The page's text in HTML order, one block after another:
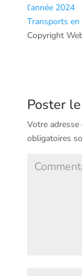
l’année 2024
Transports
Copyright
Poster
Votre adresse
obligatoires